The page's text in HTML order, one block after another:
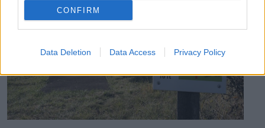
CONFIRM
Data Deletion Data Access Privacy Policy